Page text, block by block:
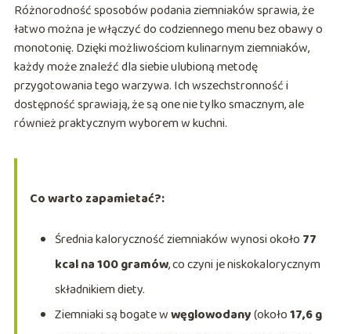
Różnorodność sposobów podania ziemniaków sprawia, że
łatwo można je włączyć do codziennego menu bez obawy o
monotonię. Dzięki możliwościom kulinarnym ziemniaków,
każdy może znaleźć dla siebie ulubioną metodę
przygotowania tego warzywa. Ich wszechstronność i
dostępność sprawiają, że są one nie tylko smacznym, ale
również praktycznym wyborem w kuchni.
Co warto zapamietać?:
Średnia kaloryczność ziemniaków wynosi około 77
kcal na 100 gramów, co czyni je niskokalorycznym
składnikiem diety.
Ziemniaki są bogate wwęglowodany(około17,6 g